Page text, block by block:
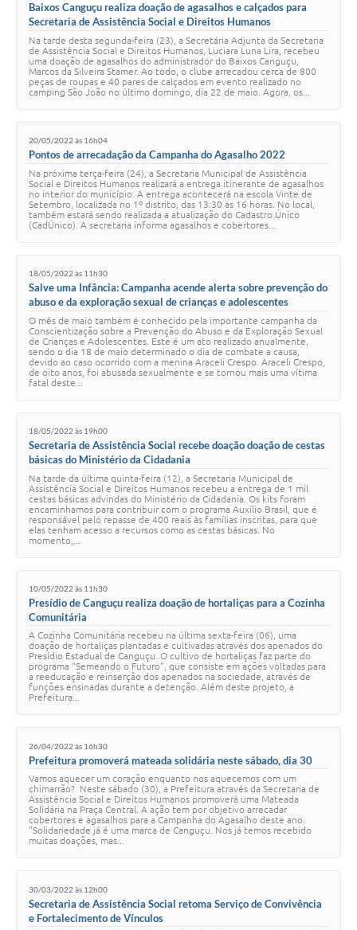
Baixos Canguçu realiza doação de agasalhos e calçados para
Secretaria de Assistência Social e Direitos Humanos
Na tarde desta segunda-feira (23), a Secretária Adjunta da Secretaria
de Assistência Social e Direitos Humanos, Luciara Luna Lira, recebeu
uma doação de agasalhos do administrador do Baixos Canguçu,
Marcos da Silveira Stamer. Ao todo, o clube arrecadou cerca de 800
peças de roupas e 40 pares de calçados em evento realizado no
camping São João no último domingo, dia 22 de maio. Agora, os...
20/05/2022 às 16h04
Pontos de arrecadação da Campanha do Agasalho 2022
Na próxima terça-feira (24), a Secretaria Municipal de Assistência
Social e Direitos Humanos realizará a entrega itinerante de agasalhos
no interior do município. A entrega acontecerá na escola Vinte de
Setembro, localizada no 1º distrito, das 13:30 às 16 horas. No local,
também estará sendo realizada a atualização do Cadastro Único
(CadÚnico). A secretaria informa agasalhos e cobertores...
18/05/2022 às 11h30
Salve uma Infância: Campanha acende alerta sobre prevenção do
abuso e da exploração sexual de crianças e adolescentes
O mês de maio também é conhecido pela importante campanha da
Conscientização sobre a Prevenção do Abuso e da Exploração Sexual
de Crianças e Adolescentes. Este é um ato realizado anualmente,
sendo o dia 18 de maio determinado o dia de combate a causa,
devido ao caso ocorrido com a menina Araceli Crespo. Araceli Crespo,
de oito anos, foi abusada sexualmente e se tornou mais uma vítima
fatal deste...
18/05/2022 às 19h00
Secretaria de Assistência Social recebe doação doação de cestas
básicas do Ministério da Cidadania
Na tarde da última quinta-feira (12), a Secretaria Municipal de
Assistência Social e Direitos Humanos recebeu a entrega de 1 mil
cestas básicas advindas do Ministério da Cidadania. Os kits foram
encaminhamos para contribuir com o programa Auxílio Brasil, que é
responsável pelo repasse de 400 reais às famílias inscritas, para que
elas tenham acesso a recursos como as cestas básicas. No
momento,...
10/05/2022 às 11h30
Presídio de Canguçu realiza doação de hortaliças para a Cozinha
Comunitária
A Cozinha Comunitária recebeu na última sexta-feira (06), uma
doação de hortaliças plantadas e cultivadas através dos apenados do
Presídio Estadual de Canguçu. O cultivo de hortaliças faz parte do
programa “Semeando o Futuro”, que consiste em ações voltadas para
a reeducação e reinserção dos apenados na sociedade, através de
funções ensinadas durante a detenção. Além deste projeto, a
Prefeitura...
26/04/2022 às 16h30
Prefeitura promoverá mateada solidária neste sábado, dia 30
Vamos aquecer um coração enquanto nos aquecemos com um
chimarrão? Neste sábado (30), a Prefeitura através da Secretaria de
Assistência Social e Direitos Humanos promoverá uma Mateada
Solidária na Praça Central. A ação tem por objetivo arrecadar
cobertores e agasalhos para a Campanha do Agasalho deste ano.
"Solidariedade já é uma marca de Canguçu. Nos já temos recebido
muitas doações, mas...
30/03/2022 às 12h00
Secretaria de Assistência Social retoma Serviço de Convivência
e Fortalecimento de Vínculos